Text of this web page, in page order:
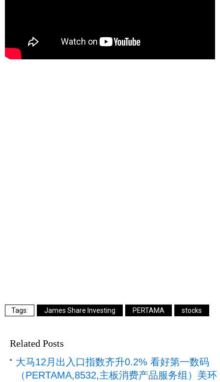
James Share Investing PERTAMA stocks
Related Posts
大马12月出入口指数齐升0.2% 看好第一数码
（PERTAMA,8532,主板消费产品服务组）美环